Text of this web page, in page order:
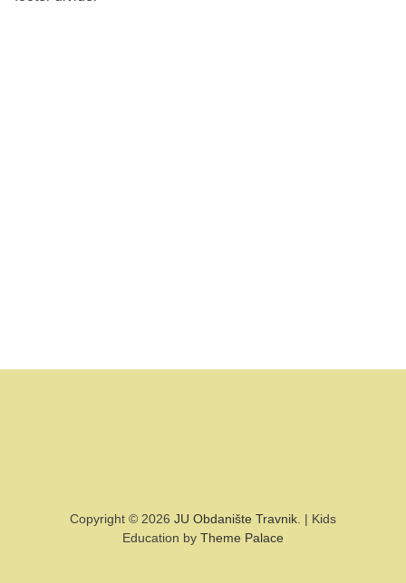
Copyright © 2026 JU Obdanište Travnik . | Kids
Education by Theme Palace